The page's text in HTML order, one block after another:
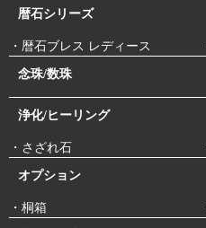
暦石シリーズ
・暦石ブレス レディース
念珠/数珠
浄化/ヒーリング
・さざれ石
オプション
・桐箱